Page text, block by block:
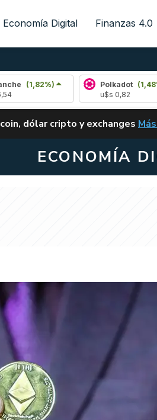
Economía Digital Finanzas 4.0
Polkadot
(1,48%)
dólar cripto y exchanges
ECONOMÍA